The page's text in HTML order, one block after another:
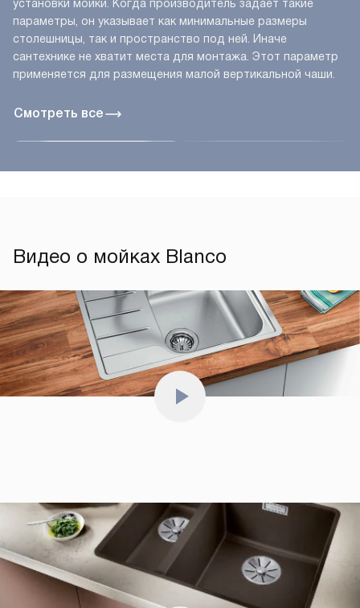
Смотреть все
установки мойки. Когда производитель задаёт такие
параметры, он указывает как минимальные размеры
столешницы, так и пространство под ней. Иначе
сантехнике не хватит места для монтажа. Этот параметр
применяется для размещения малой вертикальной чаши.
Видео о мойках Blanco